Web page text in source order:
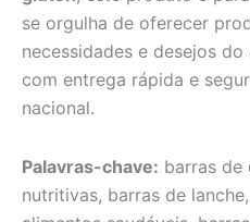
se orgulha de oferecer
necessidades e desejos
com entrega rápida e
nacional.
Palavras-chave: barras de
nutritivas, barras de